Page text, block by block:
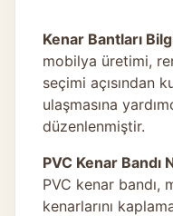
Kenar Bantları
mobilya üretimi,
seçimi açısından
ulaşmasına
düzenlenmiştir.
PVC Kenar Bandı
PVC kenar bandı,
kenarlarını